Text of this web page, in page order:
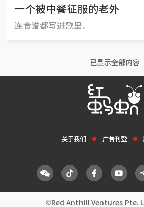
一个被中餐征服的老外
连食谱都写进歌里。
已显示全部内容
关于我们 广告刊登
Red Anthill Ventures Pte.